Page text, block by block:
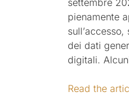
pienamente
dei dati
digitali.
Read the